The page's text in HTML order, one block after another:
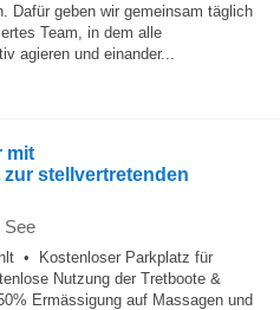
Dafür geben wir gemeinsam täglich
Team, in dem alle
agieren und einander...
mit
stellvertretenden
See
• Kostenloser Parkplatz für
Nutzung der Tretboote &
Ermässigung auf Massagen und